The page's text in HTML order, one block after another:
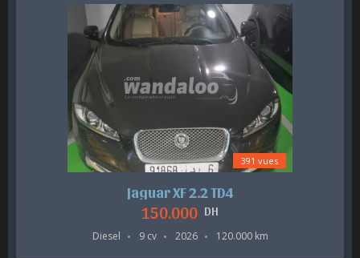
391 vues
Jaguar XF 2.2 TD4
150.000 DH
Diesel 9 cv 2026 120.000 km